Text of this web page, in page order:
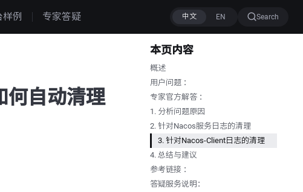
例 专家答疑 Search
何自动清理
本页内容
概述
用户问题 ：
专家官方解答 ：
1. 分析问题原因
2. 针对Nacos服务日志的清理
3. 针对Nacos-Client日志的清理
4. 总结与建议
参考链接 ：
答疑服务说明：